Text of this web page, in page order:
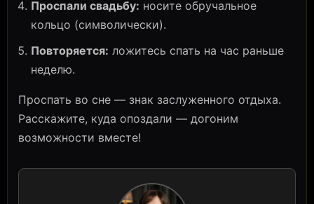
Проспали свадьбу: носите обручальное
кольцо (символически).
Повторяется: ложитесь спать на час раньше
неделю.
Проспать во сне — знак заслуженного отдыха.
Расскажите, куда опоздали — догоним
возможности вместе!